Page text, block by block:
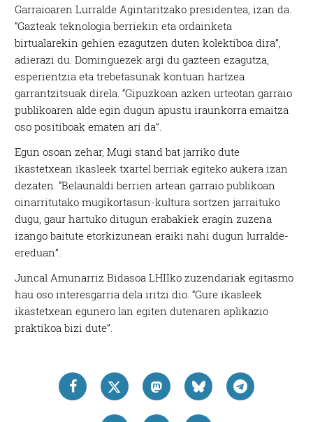
Garraioaren Lurralde Agintaritzako presidentea, izan da.
“Gazteak teknologia berriekin eta ordainketa
birtualarekin gehien ezagutzen duten kolektiboa dira”,
adierazi du. Dominguezek argi du gazteen ezagutza,
esperientzia eta trebetasunak kontuan hartzea
garrantzitsuak direla. “Gipuzkoan azken urteotan garraio
publikoaren alde egin dugun apustu iraunkorra emaitza
oso positiboak ematen ari da”.
Egun osoan zehar, Mugi stand bat jarriko dute
ikastetxean ikasleek txartel berriak egiteko aukera izan
dezaten. “Belaunaldi berrien artean garraio publikoan
oinarritutako mugikortasun-kultura sortzen jarraituko
dugu, gaur hartuko ditugun erabakiek eragin zuzena
izango baitute etorkizunean eraiki nahi dugun lurralde-
ereduan”.
Juncal Amunarriz Bidasoa LHIIko zuzendariak egitasmo
hau oso interesgarria dela iritzi dio. “Gure ikasleek
ikastetxean egunero lan egiten dutenaren aplikazio
praktikoa bizi dute”.